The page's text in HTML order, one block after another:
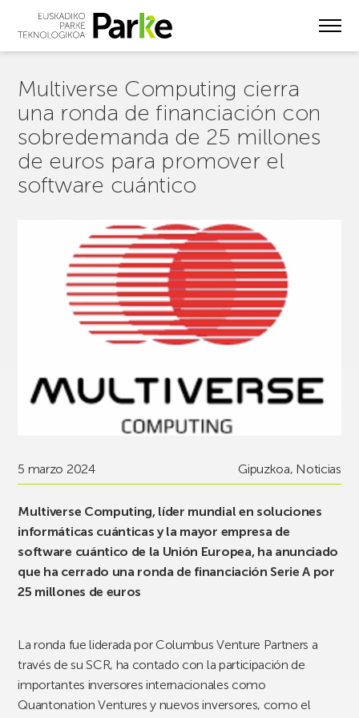
Multiverse Computing cierra
una ronda de financiación con
sobredemanda de 25 millones
de euros para promover el
software cuántico
5 marzo 2024 Gipuzkoa, Noticias
Multiverse Computing, líder mundial en soluciones
informáticas cuánticas y la mayor empresa de
software cuántico de la Unión Europea, ha anunciado
que ha cerrado una ronda de financiación Serie A por
25 millones de euros
La ronda fue liderada por Columbus Venture Partners a
través de su SCR, ha contado con la participación de
importantes inversores internacionales como
Quantonation Ventures y nuevos inversores, como el